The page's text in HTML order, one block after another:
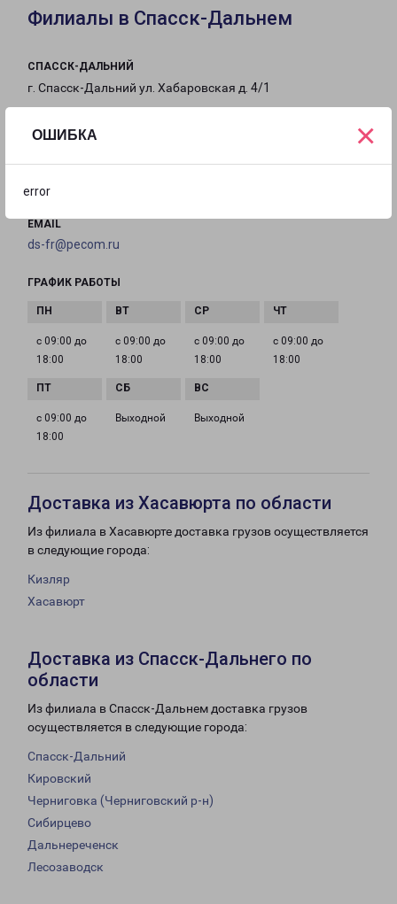
ОШИБКА
error
×
Филиалы в Спасск-Дальнем
СПАССК-ДАЛЬНИЙ
г. Спасск-Дальний ул. Хабаровская д. 4/1
на карте
ТЕЛЕФОН
8(423)522-95-88
EMAIL
ds-fr@pecom.ru
ГРАФИК РАБОТЫ
с 09:00 до
18:00
с 09:00 до
18:00
с 09:00 до
18:00
с 09:00 до
18:00
с 09:00 до
18:00
Выходной Выходной
Доставка из Хасавюрта по области
Из филиала в Хасавюрте доставка грузов осуществляется
в следующие города:
Кизляр
Хасавюрт
Доставка из Спасск-Дальнего по
области
Из филиала в Спасск-Дальнем доставка грузов
осуществляется в следующие города:
Спасск-Дальний
Кировский
Черниговка (Черниговский р-н)
Сибирцево
Дальнереченск
Лесозаводск